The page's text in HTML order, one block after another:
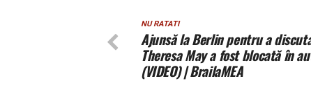
NU RATATI
Ajunsă la Berlin pentru a
Theresa May a fost blocată în
(VIDEO) | BrailaMEA